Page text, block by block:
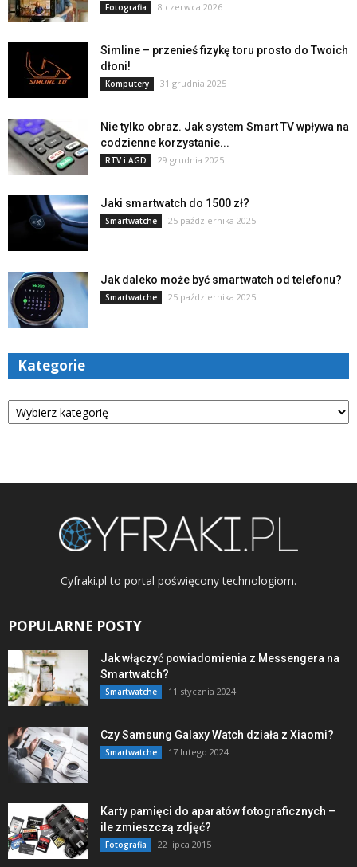
Fotografia 8 czerwca 2026
Simline – przenieś fizykę toru prosto do Twoich
dłoni!
Komputery 31 grudnia 2025
Nie tylko obraz. Jak system Smart TV wpływa na
codzienne korzystanie...
RTV i AGD 29 grudnia 2025
Jaki smartwatch do 1500 zł?
Smartwatche 25 października 2025
Jak daleko może być smartwatch od telefonu?
Smartwatche 25 października 2025
Kategorie
Kategorie
Cyfraki.pl to portal poświęcony technologiom.
POPULARNE POSTY
Jak włączyć powiadomienia z Messengera na
Smartwatch?
Smartwatche 11 stycznia 2024
Czy Samsung Galaxy Watch działa z Xiaomi?
Smartwatche 17 lutego 2024
Karty pamięci do aparatów fotograficznych –
ile zmieszczą zdjęć?
Fotografia 22 lipca 2015